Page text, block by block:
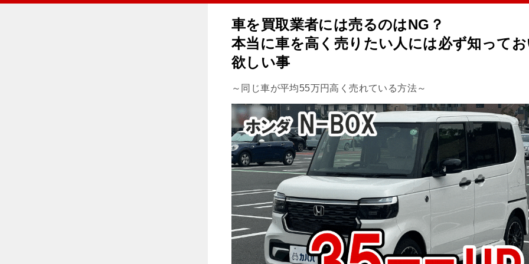
車を買取業者には売るのはNG？
本当に車を高く売りたい人には必ず知って
欲しい事
～同じ車が平均55万円高く売れている方法～